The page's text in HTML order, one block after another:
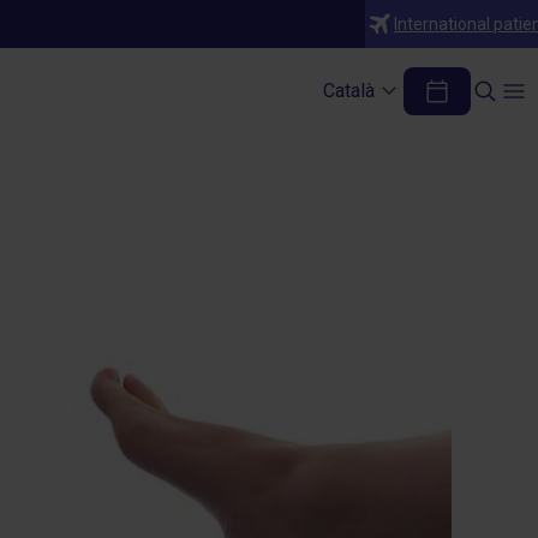
International
Català